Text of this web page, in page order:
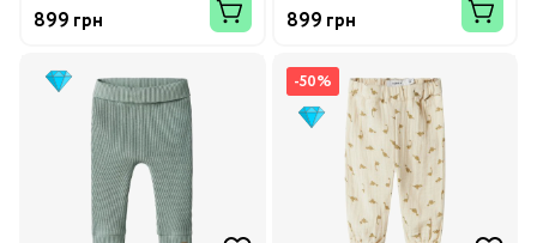
899 грн 899 грн
-50%